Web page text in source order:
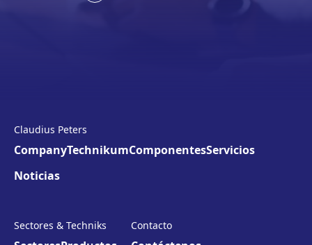
Claudius Peters
CompanyTechnikumComponentesServicios
Noticias
Sectores & Techniks Contacto